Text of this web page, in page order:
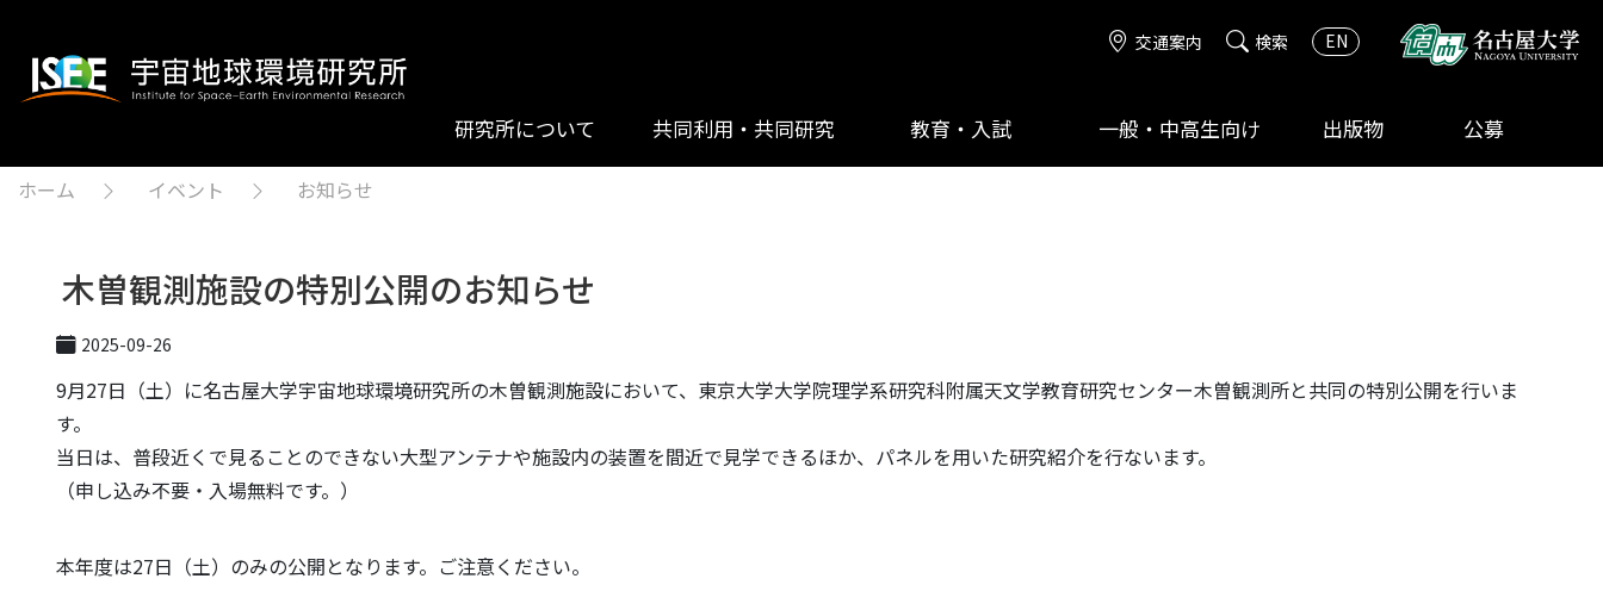
交通案内 検索 EN
研究所について 共同利用・共同研究 教育・入試 一般・中高生向け 出版物 公募
ホーム イベント お知らせ
木曽観測施設の特別公開のお知らせ
2025-09-26
9月27日（土）に名古屋大学宇宙地球環境研究所の木曽観測施設において、東京大学大学院理学系研究科附属天文学教育研究センター木曽観測所と共同の特別公開を行いま
す。
当日は、普段近くで見ることのできない大型アンテナや施設内の装置を間近で見学できるほか、パネルを用いた研究紹介を行ないます。
（申し込み不要・入場無料です。）
本年度は27日（土）のみの公開となります。ご注意ください。